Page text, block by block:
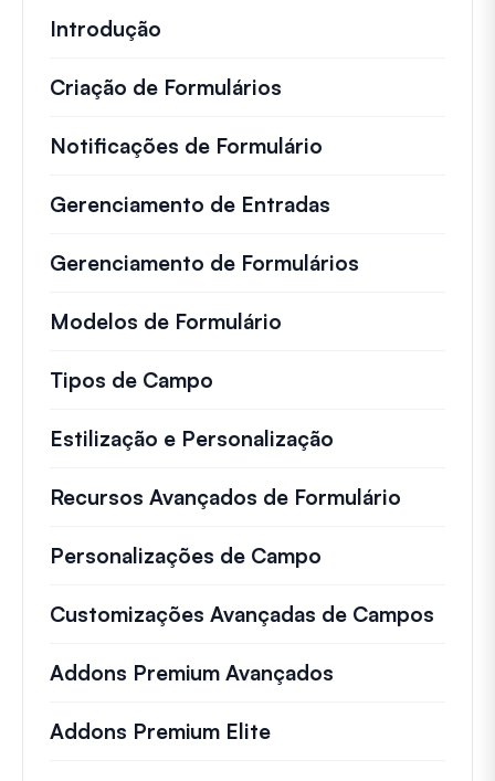
Introdução
Criação de Formulários
Notificações de Formulário
Gerenciamento de Entradas
Gerenciamento de Formulários
Modelos de Formulário
Tipos de Campo
Estilização e Personalização
Recursos Avançados de Formulário
Personalizações de Campo
Customizações Avançadas de Campos
Addons Premium Avançados
Addons Premium Elite